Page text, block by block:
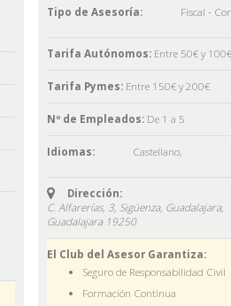
Tipo de Asesoría: Fiscal -
Tarifa Autónomos: Entre 50€ y 100€
Tarifa Pymes: Entre 150€ y 200€
Nº de Empleados: De 1 a 5
Idiomas: Castellano,
Dirección:
C. Alfarerías, 3, Sigüenza, Guadalajara,
Guadalajara 19250
El Club del Asesor Garantiza:
Seguro de Responsabilidad Civil
Formación Continua